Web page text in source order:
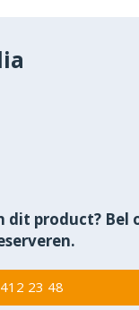
dit product? Bel
23 48